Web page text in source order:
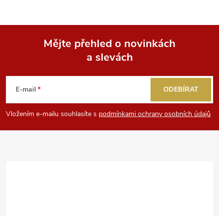
p
Mějte přehled o novinkách
a slevách
E-mail
Vložením e-mailu souhlasíte s podmínkami ochrany osobních údajů
ODEBÍRAT